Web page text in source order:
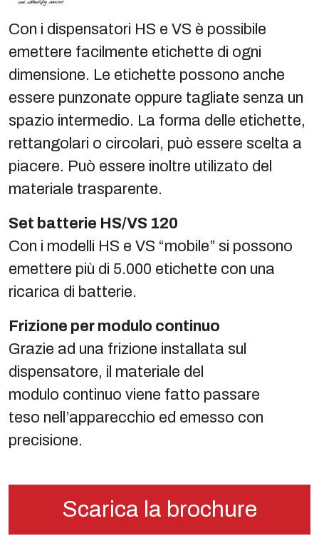
Con i dispensatori HS e VS è possibile
emettere facilmente etichette di ogni
dimensione. Le etichette possono anche
essere punzonate oppure tagliate senza un
spazio intermedio. La forma delle etichette,
rettangolari o circolari, può essere scelta a
piacere. Può essere inoltre utilizato del
materiale trasparente.
Set batterie HS/VS 120
Con i modelli HS e VS “mobile” si possono
emettere più di 5.000 etichette con una
ricarica di batterie.
Frizione per modulo continuo
Grazie ad una frizione installata sul
dispensatore, il materiale del
modulo continuo viene fatto passare
teso nell’apparecchio ed emesso con
precisione.
Scarica la brochure